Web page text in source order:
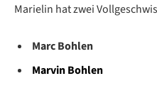
Marielin hat zwei
Marc Bohlen
Marvin Bohlen